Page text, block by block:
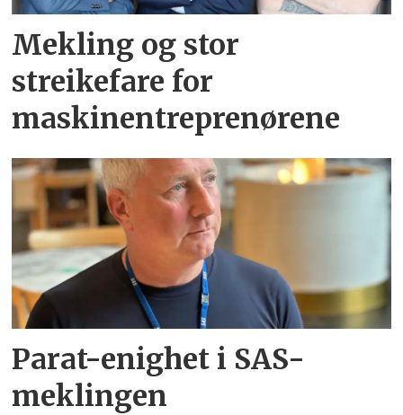
Mekling og stor
streikefare for
maskinentreprenørene
Parat-enighet i SAS-
meklingen